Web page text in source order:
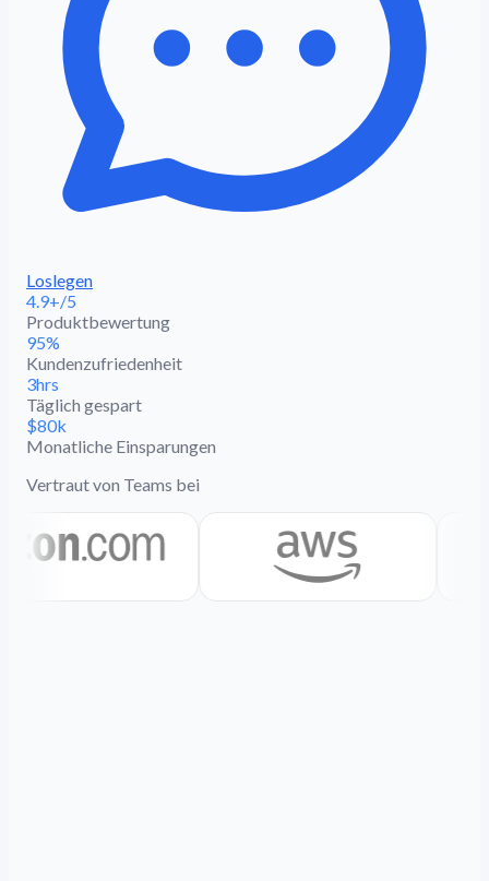
Loslegen
4.9+/5
Produktbewertung
95%
Kundenzufriedenheit
3hrs
Täglich gespart
$80k
Monatliche Einsparungen
Vertraut von Teams bei